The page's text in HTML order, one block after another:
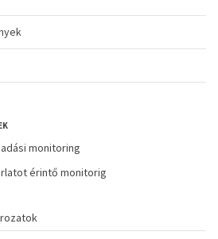
monitoring
érintő monitorig